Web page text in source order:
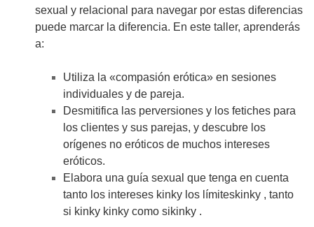
sexual y relacional para navegar por estas diferencias
puede marcar la diferencia. En este taller, aprenderás
a:
Utiliza la «compasión erótica» en sesiones
individuales y de pareja.
Desmitifica las perversiones y los fetiches para
los clientes y sus parejas, y descubre los
orígenes no eróticos de muchos intereses
eróticos.
Elabora una guía sexual que tenga en cuenta
tanto los intereses kinky los límiteskinky , tanto
si kinky kinky como sikinky .